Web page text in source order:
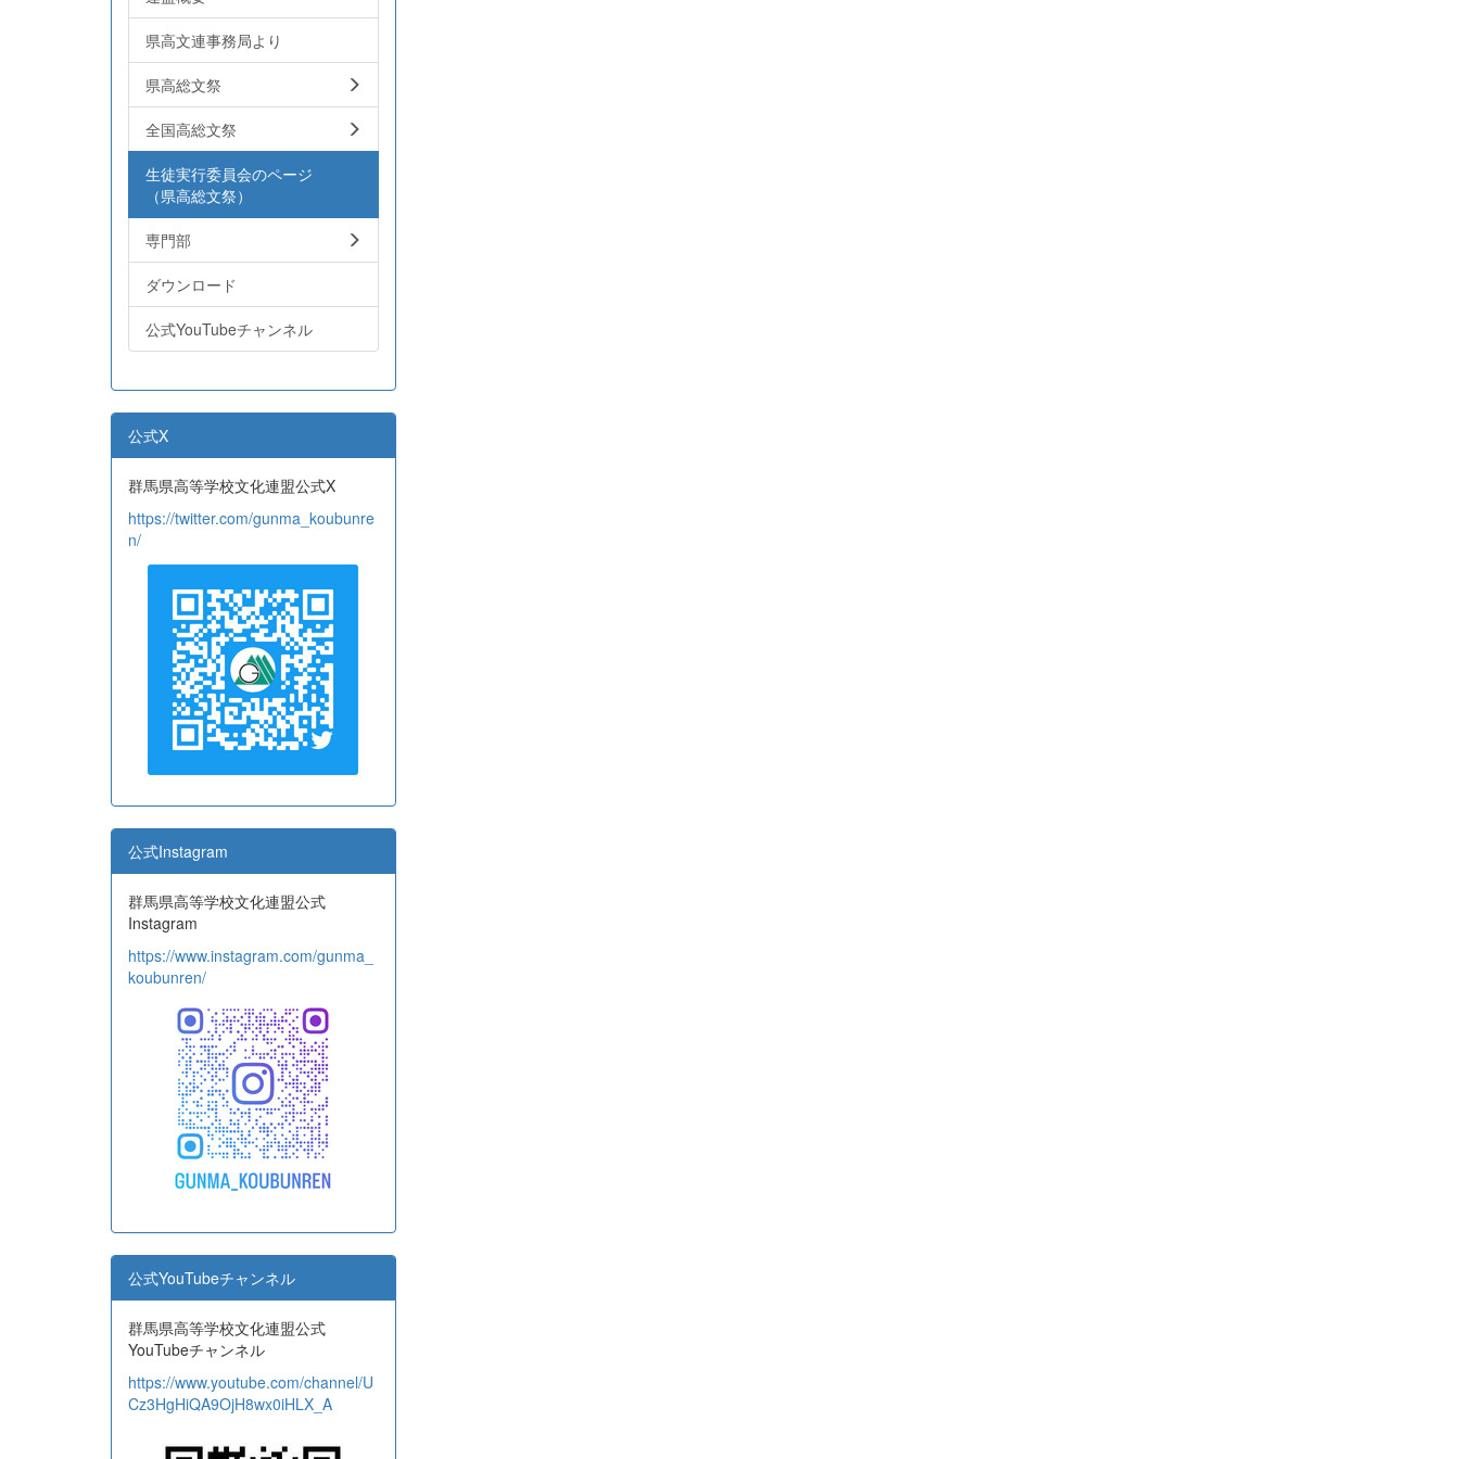
県高文連事務局より
県高総文祭
全国高総文祭
生徒実行委員会のページ
（県高総文祭）
専門部
ダウンロード
公式YouTubeチャンネル
公式X
群馬県高等学校文化連盟公式X
https://twitter.com/gunma_koubunre
n/
公式Instagram
群馬県高等学校文化連盟公式
Instagram
https://www.instagram.com/gunma_
koubunren/
公式YouTubeチャンネル
群馬県高等学校文化連盟公式
YouTubeチャンネル
https://www.youtube.com/channel/U
Cz3HgHiQA9OjH8wx0iHLX_A